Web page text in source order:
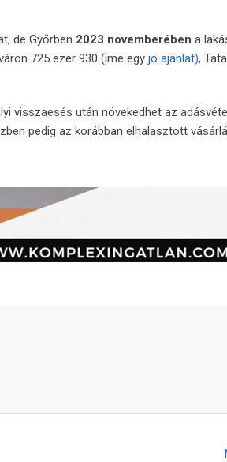
de Győrben 2023 novemberében a
725 ezer 930 (íme egy jó ajánlat),
visszaesés után növekedhet az
pedig az korábban elhalasztott